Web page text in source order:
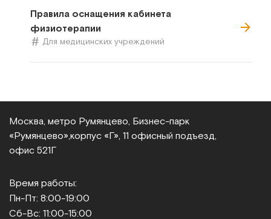
Правила оснащения кабинета
физиотерапии
Для медицинских учреждений
Москва, метро Румянцево, Бизнес‑парк
«Румянцево», корпус «Г», 11 офисный подъезд,
офис 521Г
Время работы:
Пн-Пт: 8:00-19:00
Сб-Вс: 11:00-15:00